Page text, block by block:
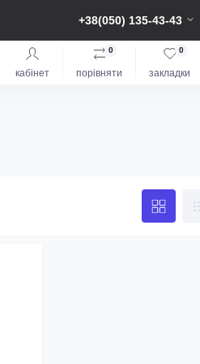
+38(050) 135-43-43
кабінет порівняти
0
закладки
0